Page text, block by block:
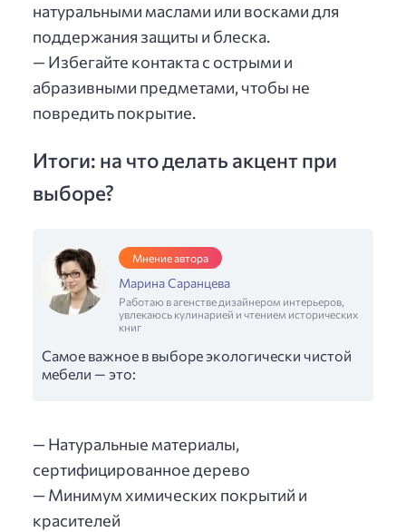
натуральными маслами или восками для
поддержания защиты и блеска.
— Избегайте контакта с острыми и
абразивными предметами, чтобы не
повредить покрытие.
Итоги: на что делать акцент при
выборе?
Мнение автора
Марина Саранцева
Работаю в агенстве дизайнером интерьеров,
увлекаюсь кулинарией и чтением исторических
книг
Самое важное в выборе экологически чистой
мебели — это:
— Натуральные материалы,
сертифицированное дерево
— Минимум химических покрытий и
красителей